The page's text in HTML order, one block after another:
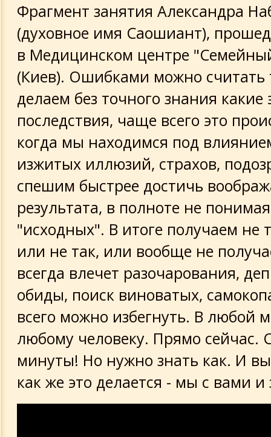
Фрагмент занятия Александра
(духовное имя Саошиант),
в Медицинском центре
(Киев). Ошибками можно считать
делаем без точного знания какие
последствия, чаще всего это
когда мы находимся под
изжитых иллюзий, страхов,
спешим быстрее достичь
результата, в полноте не
"исходных". В итоге получаем не
или не так, или вообще не
всегда влечет разочарования,
обиды, поиск виноватых,
всего можно избегнуть. В любой
любому человеку. Прямо сейчас.
минуты! Но нужно знать как. И
как же это делается - мы с вами